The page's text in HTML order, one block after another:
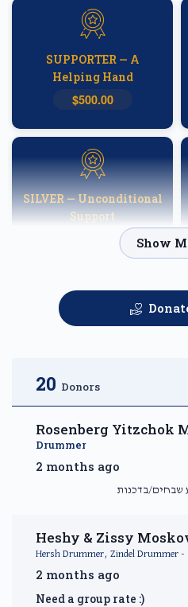
SUPPORTER — A
Helping Hand
$500.00
SILVER — Unconditional
Support
DIAMOND — A Month of
Reprieve
20 Donors
Rosenberg Yitzchok
Drummer
2 months ago
שבחים/בדכנות
Heshy & Zissy
2 months ago
Need a group rate :)